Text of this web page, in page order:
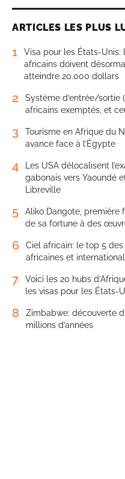
ARTICLES LES PLUS
1
Visa pour les États-Unis:
africains doivent
atteindre 20.000 dollars
2
Système d’entrée/sortie
africains exemptés, et
3
Tourisme en Afrique du
avance face à l’Égypte
4
Les USA délocalisent
gabonais vers Yaoundé
Libreville
5
Aliko Dangote, première
de sa fortune à des
6
Ciel africain: le top 5
africaines et
7
Voici les 20 hubs
les visas pour les États-
8
Zimbabwe: découverte
millions d’années